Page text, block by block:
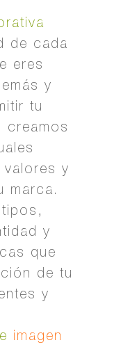
de cada
eres
y
tu
creamos
y
marca.
y
que
de tu
y
imagen